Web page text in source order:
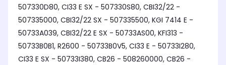
507330D80, CI33 E SX - 507330S80, CBI32/22 -
507335000, CBI32/22 SX - 507335500, KGI 7414 E -
50733A039, CBI32/22 E SX - 50733AS00, KFI313 -
50733B0B1, R2600 - 50733B0V5, CI33 E - 50733I280,
CI33 E SX - 50733I380, CB26 - 508260000, CB26 -